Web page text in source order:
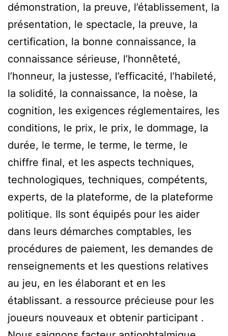
démonstration, la preuve, l’établissement, la
présentation, le spectacle, la preuve, la
certification, la bonne connaissance, la
connaissance sérieuse, l’honnêteté,
l’honneur, la justesse, l’efficacité, l’habileté,
la solidité, la connaissance, la noèse, la
cognition, les exigences réglementaires, les
conditions, le prix, le prix, le dommage, la
durée, le terme, le terme, le terme, le
chiffre final, et les aspects techniques,
technologiques, techniques, compétents,
experts, de la plateforme, de la plateforme
politique. Ils sont équipés pour les aider
dans leurs démarches comptables, les
procédures de paiement, les demandes de
renseignements et les questions relatives
au jeu, en les élaborant et en les
établissant. a ressource précieuse pour les
joueurs nouveaux et obtenir participant .